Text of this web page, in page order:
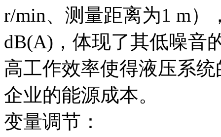
r/min、测量距离为1 m）
dB(A)，体现了其低噪音
高工作效率使得液压系
企业的能源成本。
变量调节：